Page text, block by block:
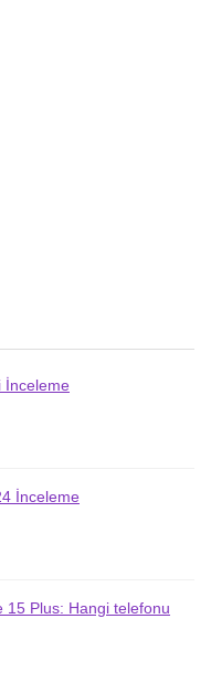
İnceleme
İnceleme
15 Plus: Hangi telefonu